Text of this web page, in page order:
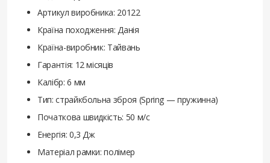
Артикул виробника: 20122
Країна походження: Данія
Країна-виробник: Тайвань
Гарантія: 12 місяців
Калібр: 6 мм
Тип: страйкбольна зброя (Spring — пружинна)
Початкова швидкість: 50 м/с
Енергія: 0,3 Дж
Матеріал рамки: полімер